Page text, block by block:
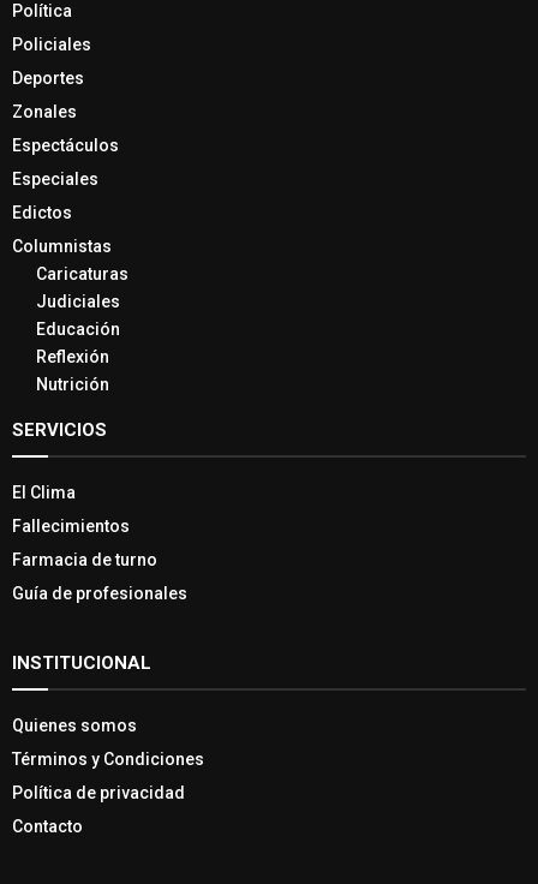
Política
Policiales
Deportes
Zonales
Espectáculos
Especiales
Edictos
Columnistas
Caricaturas
Judiciales
Educación
Reflexión
Nutrición
SERVICIOS
El Clima
Fallecimientos
Farmacia de turno
Guía de profesionales
INSTITUCIONAL
Quienes somos
Términos y Condiciones
Política de privacidad
Contacto